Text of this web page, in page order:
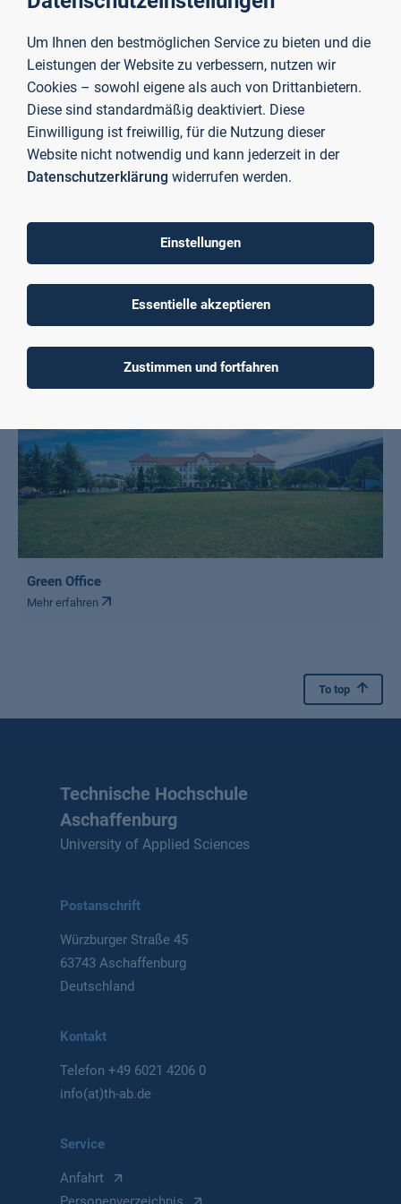
TH-Präsidentin Prof. Dr. Eva-Maria Beck-Meuth bedankt sich
herzlich bei der Raiffeisen-Volksbank Aschaffenburg für die
wertvolle Unterstützung im Hinblick auf mehr Nachhaltigkeit
Bild oben: (v. l. n. r.) Dr. Heide Klug (Kanzlerin, TH
Aschaffenburg), Prof. Dr. Eva-Maria Beck-Meuth (Präsidentin,
Frankfurter Volksbank Rhein/Main), Prof. Dr. Ivo Schäfer
(Vizepräsident für Studium, Lehre und Internationales, TH
Aschaffenburg) und Andreas Rüthlein (Klimaschutzmanager
im Green Office, TH Aschaffenburg)
Green Office
Mehr erfahren
To top
Technische Hochschule
Aschaffenburg
University of Applied Sciences
Postanschrift
Würzburger Straße 45
63743 Aschaffenburg
Deutschland
Kontakt
Telefon+49 6021 4206 0
info(at)th-ab.de
Service
Anfahrt
Um Ihnen den bestmöglichen Service zu bieten und die
Leistungen der Website zu verbessern, nutzen wir
Cookies – sowohl eigene als auch von Drittanbietern.
Diese sind standardmäßig deaktiviert. Diese
Einwilligung ist freiwillig, für die Nutzung dieser
Website nicht notwendig und kann jederzeit in der
Datenschutzerklärung widerrufen werden.
Einstellungen
Essentielle akzeptieren
Zustimmen und fortfahren